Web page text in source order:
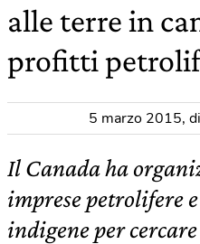
alle terre in
profitti
5 marzo 2015, di
Il Canada ha
imprese petrolifere
indigene per